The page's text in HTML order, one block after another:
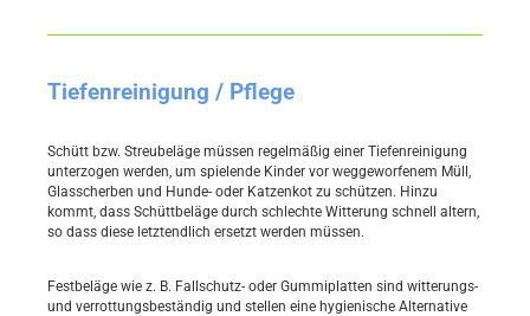
Tiefenreinigung / Pflege
Schütt bzw. Streubeläge müssen regelmäßig einer Tiefenreinigung
unterzogen werden, um spielende Kinder vor weggeworfenem Müll,
Glasscherben und Hunde- oder Katzenkot zu schützen. Hinzu
kommt, dass Schüttbeläge durch schlechte Witterung schnell altern,
so dass diese letztendlich ersetzt werden müssen.
Festbeläge wie z. B. Fallschutz- oder Gummiplatten sind witterungs-
und verrottungsbeständig und stellen eine hygienische Alternative